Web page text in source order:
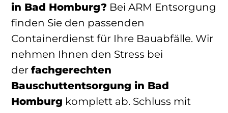
in Bad Homburg? Bei ARM Entsorgung
finden Sie den passenden
Containerdienst für Ihre Bauabfälle. Wir
nehmen Ihnen den Stress bei
der fachgerechten
Bauschuttentsorgung in Bad
Homburg komplett ab. Schluss mit